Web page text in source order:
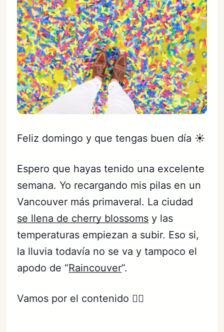
Feliz domingo y que tengas buen día ☀️
Espero que hayas tenido una excelente
semana. Yo recargando mis pilas en un
Vancouver más primaveral. La ciudad
se llena de cherry blossoms y las
temperaturas empiezan a subir. Eso si,
la lluvia todavía no se va y tampoco el
apodo de “Raincouver”.
Vamos por el contenido 👇🏻